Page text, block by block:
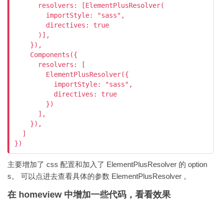
      resolvers: [ElementPlusResolver(
        importStyle: "sass",
        directives: true
      )],
    }),
    Components({
      resolvers: [
        ElementPlusResolver({
          importStyle: "sass",
          directives: true
        })
      ],
    }),
  ]
})
主要增加了 css 配置和加入了 ElementPlusResolver 的 option
s。 可以点进去查看具体的参数 ElementPlusResolver 。
在 homeview 中增加一些代码，看看效果